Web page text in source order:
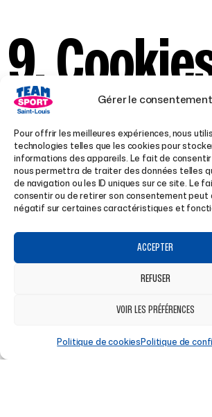
Gérer le consentement
Pour offrir les meilleures expériences, nous
technologies telles que les cookies pour
informations des appareils. Le fait de
nous permettra de traiter des données telles
de navigation ou les ID uniques sur ce site. Le
consentir ou de retirer son consentement peut
négatif sur certaines caractéristiques et
ACCEPTER
REFUSER
VOIR LES PRÉFÉRENCES
Politique de cookiesPolitique de
9.
Le site utilise des cookies techniques,
éventuellement marketing.
Vous pouvez modifier vos
cookies.
10.